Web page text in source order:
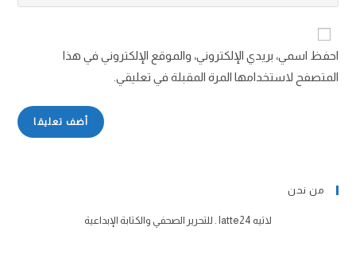
احفظ اسمي، بريدي الإلكتروني، والموقع الإلكتروني في هذا
المتصفح لاستخدامها المرة المقبلة في تعليقي.
من نحن
لاتيه latte24 . للتحرير الصحفي والكتابة الإبداعية